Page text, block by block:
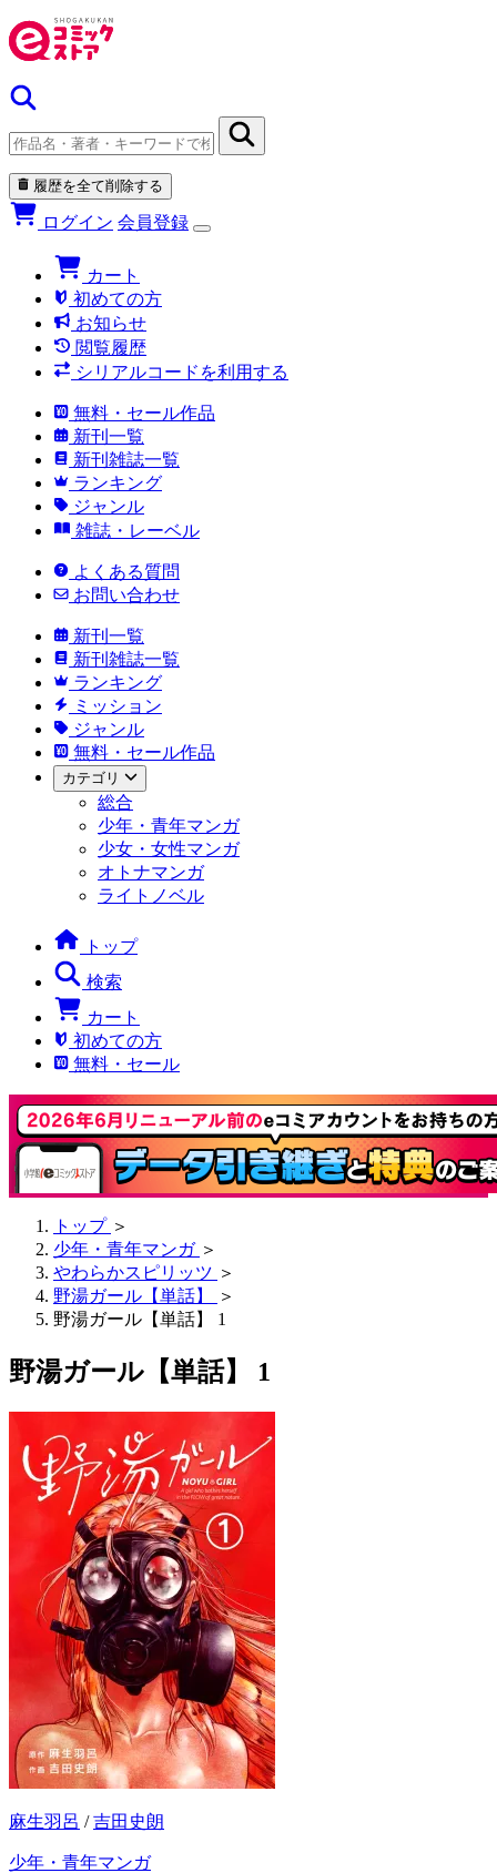
履歴を全て削除する
ログイン 会員登録
カート
初めての方
お知らせ
閲覧履歴
シリアルコードを利用する
無料・セール作品
新刊一覧
新刊雑誌一覧
ランキング
ジャンル
雑誌・レーベル
よくある質問
お問い合わせ
新刊一覧
新刊雑誌一覧
ランキング
ミッション
ジャンル
無料・セール作品
カテゴリ
総合
少年・青年マンガ
少女・女性マンガ
オトナマンガ
ライトノベル
トップ
検索
カート
初めての方
無料・セール
トップ ＞
少年・青年マンガ ＞
やわらかスピリッツ ＞
野湯ガール【単話】
＞
野湯ガール【単話】 1
野湯ガール【単話】 1
麻生羽呂 /吉田史朗
少年・青年マンガ